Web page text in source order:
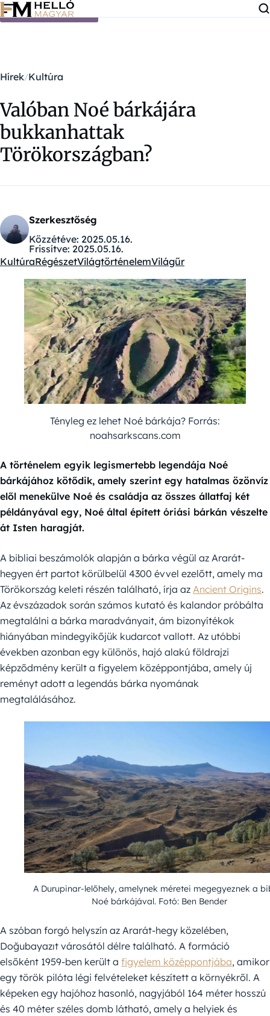
Ugrás a tartalomra
Hírek Kultúra
Valóban Noé bárkájára
bukkanhattak
Törökországban?
Szerkesztőség
Közzétéve: 2025.05.16.
Frissítve: 2025.05.16.
Kategóriák:
KultúraRégészetVilágtörténelemVilágűr
Tényleg ez lehet Noé bárkája? Forrás:
noahsarkscans.com
A történelem egyik legismertebb legendája Noé
bárkájához kötődik, amely szerint egy hatalmas özönvíz
elől menekülve Noé és családja az összes állatfaj két
példányával egy, Noé által épített óriási bárkán vészelte
át Isten haragját.
A bibliai beszámolók alapján a bárka végül az Ararát-
hegyen ért partot körülbelül 4300 évvel ezelőtt, amely ma
Törökország keleti részén található, írja az Ancient Origins.
Az évszázadok során számos kutató és kalandor próbálta
megtalálni a bárka maradványait, ám bizonyítékok
hiányában mindegyikőjük kudarcot vallott. Az utóbbi
években azonban egy különös, hajó alakú földrajzi
képződmény került a figyelem középpontjába, amely új
reményt adott a legendás bárka nyomának
megtalálásához.
A Durupinar-lelőhely, amelynek méretei megegyeznek a
Noé bárkájával. Fotó: Ben Bender
A szóban forgó helyszín az Ararát-hegy közelében,
Doğubayazıt városától délre található. A formáció
elsőként 1959-ben került a figyelem középpontjába, amikor
egy török pilóta légi felvételeket készített a környékről. A
képeken egy hajóhoz hasonló, nagyjából 164 méter hosszú
és 40 méter széles domb látható, amely a helyiek és